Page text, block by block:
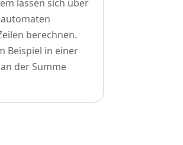
lassen sich über
berechnen.
Beispiel in einer
der Summe